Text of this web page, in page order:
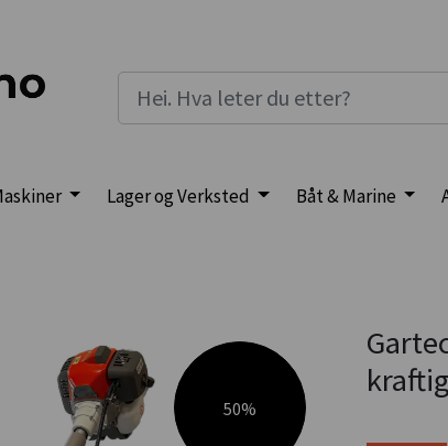
Lager og Verksted Båt & Marine
50%
kraftig